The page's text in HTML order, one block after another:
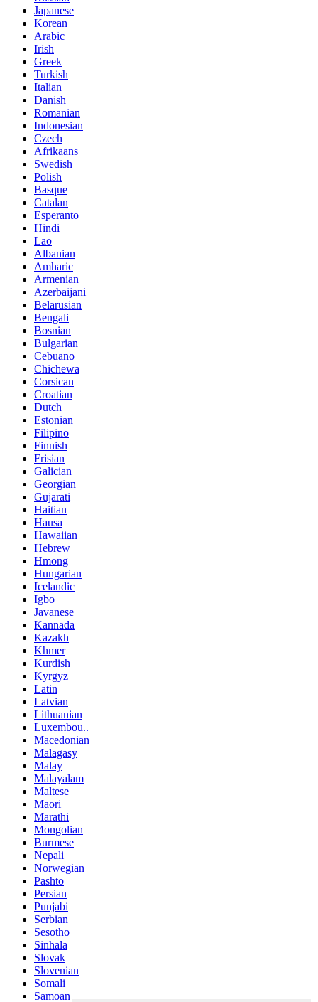
Japanese
Korean
Arabic
Irish
Greek
Turkish
Italian
Danish
Romanian
Indonesian
Czech
Afrikaans
Swedish
Polish
Basque
Catalan
Esperanto
Hindi
Lao
Albanian
Amharic
Armenian
Azerbaijani
Belarusian
Bengali
Bosnian
Bulgarian
Cebuano
Chichewa
Corsican
Croatian
Dutch
Estonian
Filipino
Finnish
Frisian
Galician
Georgian
Gujarati
Haitian
Hausa
Hawaiian
Hebrew
Hmong
Hungarian
Icelandic
Igbo
Javanese
Kannada
Kazakh
Khmer
Kurdish
Kyrgyz
Latin
Latvian
Lithuanian
Luxembou..
Macedonian
Malagasy
Malay
Malayalam
Maltese
Maori
Marathi
Mongolian
Burmese
Nepali
Norwegian
Pashto
Persian
Punjabi
Serbian
Sesotho
Sinhala
Slovak
Slovenian
Somali
Samoan